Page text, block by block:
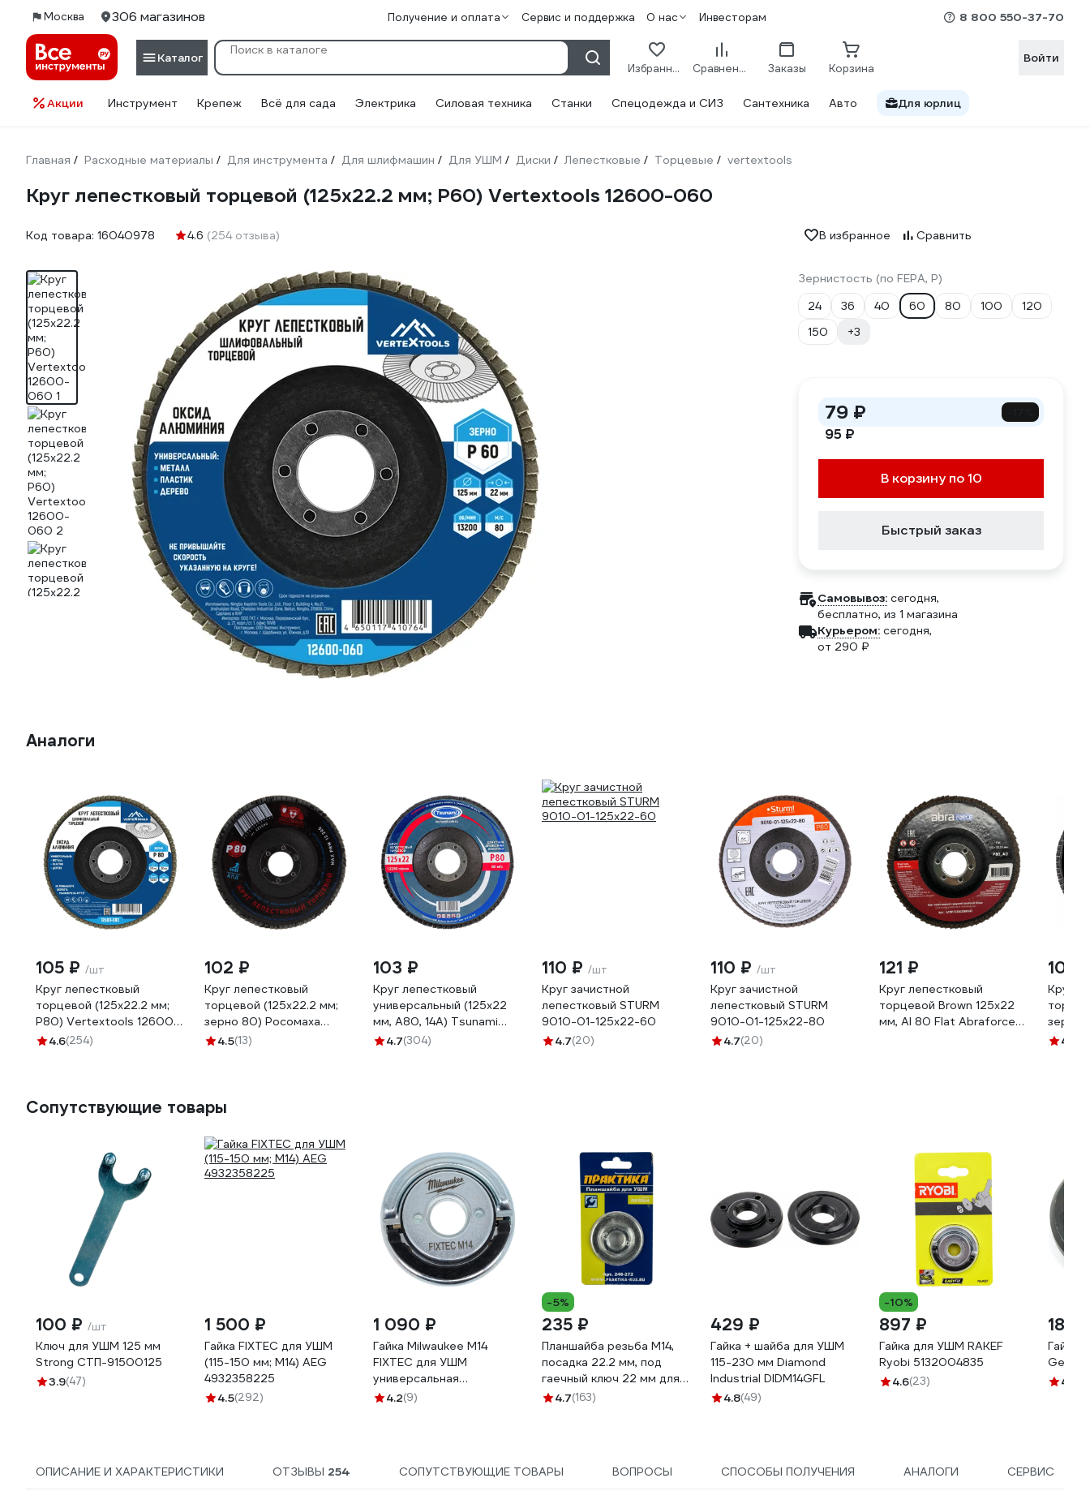
Москва 306 магазинов Получение и оплата Сервис и поддержка О нас Инвесторам 8 800 550-37-70
Каталог
Избранное Сравнение Заказы Корзина
Войти
Акции Инструмент Крепеж Всё для сада Электрика Силовая техника Станки Спецодежда и СИЗ Сантехника Авто Для юрлиц
Главная / Расходные материалы / Для инструмента / Для шлифмашин / Для УШМ / Диски / Лепестковые / Торцевые / vertextools
Круг лепестковый торцевой (125х22.2 мм; Р60) Vertextools 12600-060
Код товара: 16040978 4.6 (254 отзыва) В избранное Сравнить
Зернистость (по FEPA, P)
24
36 40 60 80 100
120
150
+3
79 ₽
95 ₽
В корзину по 10
Быстрый заказ
Самовывоз: сегодня,
бесплатно, из 1 магазина
Курьером: сегодня,
от 290 ₽
Аналоги
105 ₽ /шт
Круг лепестковый
торцевой (125х22.2 мм;
Р80) Vertextools 12600-
080
4.6(254)
102 ₽
Круг лепестковый
торцевой (125x22.2 мм;
зерно 80) Росомаха
425080
4.5(13)
103 ₽
Круг лепестковый
универсальный (125х22
мм, А80, 14А) Tsunami
КЛТ1 D96100000012580
4.7(304)
110 ₽ /шт
Круг зачистной
лепестковый STURM
9010-01-125x22-60
4.7(20)
110 ₽ /шт
Круг зачистной
лепестковый STURM
9010-01-125x22-80
4.7(20)
121 ₽
Круг лепестковый
торцевой Brown 125х22
мм, Al 80 Flat Abraforce
102
Круг
зерно
4.5
Сопутствующие товары
100 ₽ /шт
Ключ для УШМ 125 мм
Strong СТП-91500125
3.9(47)
1 500 ₽
Гайка FIXTEC для УШМ
(115-150 мм; М14) AEG
4932358225
4.5(292)
1 090 ₽
Гайка Milwaukee M14
FIXTEC для УШМ
универсальная
4932498607
4.2(9)
-5%
235 ₽
Планшайба резьба М14,
посадка 22.2 мм, под
гаечный ключ 22 мм для
УШМ ПРАКТИКА 246-272
4.7(163)
429 ₽
Гайка + шайба для УШМ
115-230 мм Diamond
Industrial DIDM14GFL
4.8(49)
-10%
897 ₽
Гайка для УШМ RAKEF
Ryobi 5132004835
4.6(23)
188
Гайка
4.6
ОПИСАНИЕ И ХАРАКТЕРИСТИКИ ОТЗЫВЫ 254 СОПУТСТВУЮЩИЕ ТОВАРЫ ВОПРОСЫ СПОСОБЫ ПОЛУЧЕНИЯ АНАЛОГИ СЕРВИС